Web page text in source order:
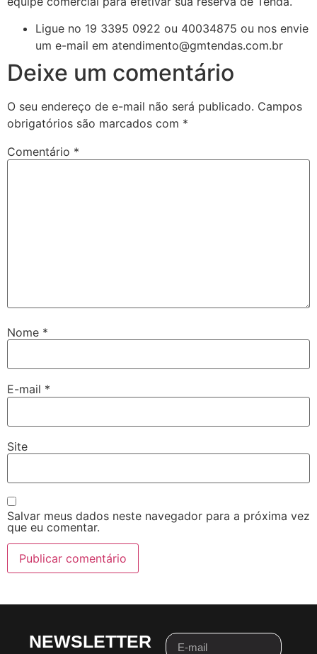
Ligue no 19 3395 0922 ou 40034875 ou nos envie
um e-mail em atendimento@gmtendas.com.br
Deixe um comentário
O seu endereço de e-mail não será publicado. Campos
obrigatórios são marcados com *
Comentário *
Nome *
E-mail *
Site
Salvar meus dados neste navegador para a próxima vez
que eu comentar.
NEWSLETTER